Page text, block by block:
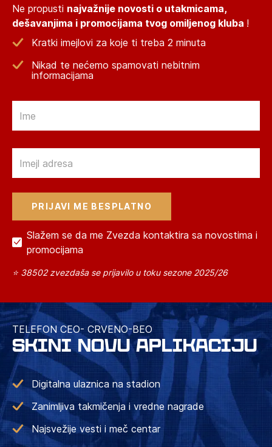
Ne propusti najvažnije novosti o utakmicama,
dešavanjima i promocijama tvog omiljenog kluba !
Kratki imejlovi za koje ti treba 2 minuta
Nikad te nećemo spamovati nebitnim
informacijama
Slažem se da me Zvezda kontaktira sa novostima i
promocijama
⭐ 38502 zvezdaša se prijavilo u toku sezone 2025/26
TELEFON CEO- CRVENO-BEO
SKINI NOVU APLIKACIJU
Digitalna ulaznica na stadion
Zanimljiva takmičenja i vredne nagrade
Najsvežije vesti i meč centar